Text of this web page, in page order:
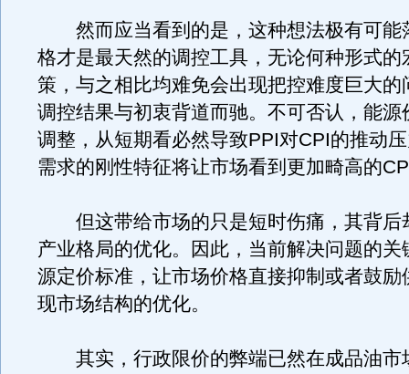
然而应当看到的是，这种想法极有可能
格才是最天然的调控工具，无论何种形式的
策，与之相比均难免会出现把控难度巨大的
调控结果与初衷背道而驰。不可否认，能源
调整，从短期看必然导致PPI对CPI的推动
需求的刚性特征将让市场看到更加畸高的
但这带给市场的只是短时伤痛，其背后
产业格局的优化。因此，当前解决问题的关
源定价标准，让市场价格直接抑制或者鼓励
现市场结构的优化。
其实，行政限价的弊端已然在成品油市